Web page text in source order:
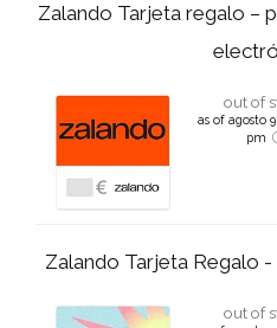
Zalando Tarjeta regalo –
out of
as of agosto
pm
Zalando Tarjeta Regalo
out of